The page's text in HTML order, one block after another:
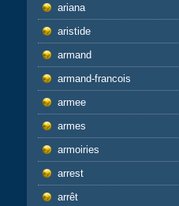
ariana
aristide
armand
armand-francois
armee
armes
armoiries
arrest
arrêt